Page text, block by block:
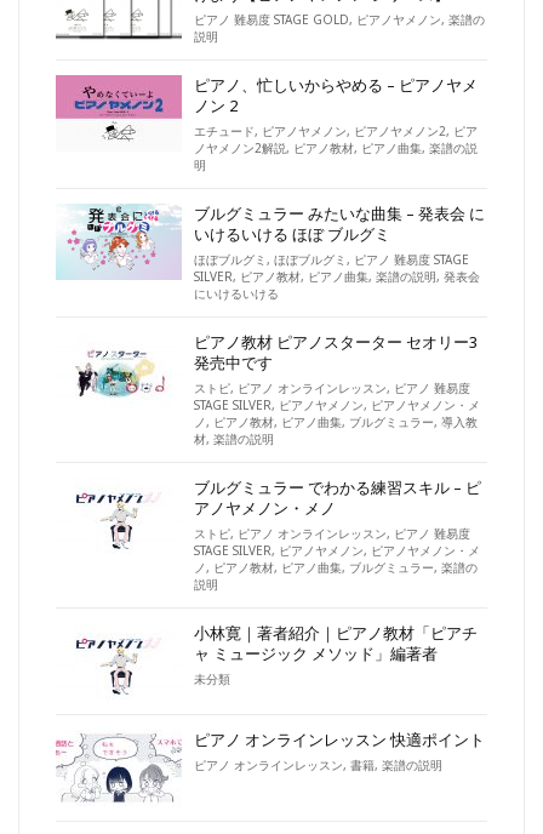
ピアノ 難易度 STAGE GOLD, ピアノヤメノン, 楽譜の
説明
ピアノ、忙しいからやめる – ピアノヤメ
ノン 2
エチュード, ピアノヤメノン, ピアノヤメノン2, ピア
ノヤメノン2解説, ピアノ教材, ピアノ曲集, 楽譜の説
明
ブルグミュラー みたいな曲集 – 発表会 に
いけるいける ほぼ ブルグミ
ほぼブルグミ , ほぼブルグミ , ピアノ 難易度 STAGE
SILVER, ピアノ教材, ピアノ曲集, 楽譜の説明, 発表会
にいけるいける
ピアノ教材 ピアノスターター セオリー3
発売中です
ストピ, ピアノ オンラインレッスン, ピアノ 難易度
STAGE SILVER, ピアノヤメノン, ピアノヤメノン・メ
ノ, ピアノ教材, ピアノ曲集, ブルグミュラー, 導入教
材, 楽譜の説明
ブルグミュラー でわかる練習スキル – ピ
アノヤメノン・メノ
ストピ, ピアノ オンラインレッスン, ピアノ 難易度
STAGE SILVER, ピアノヤメノン, ピアノヤメノン・メ
ノ, ピアノ教材, ピアノ曲集, ブルグミュラー, 楽譜の
説明
小林寛｜著者紹介｜ピアノ教材「ピアチ
ャ ミュージック メソッド」編著者
未分類
ピアノ オンラインレッスン 快適ポイント
ピアノ オンラインレッスン, 書籍, 楽譜の説明